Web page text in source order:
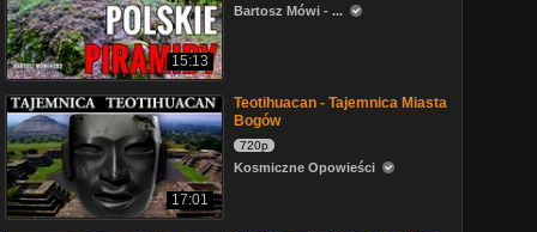
15:13
Bartosz Mówi - ...
17:01
Teotihuacan - Tajemnica Miasta
Bogów
720p
Kosmiczne Opowieści